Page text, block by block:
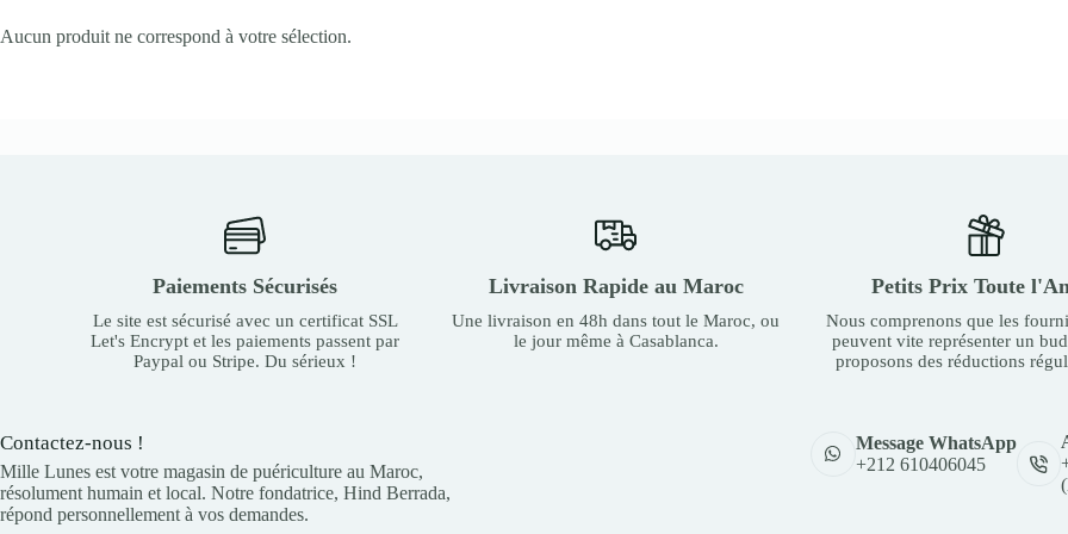
Aucun produit ne correspond à votre sélection.
Paiements Sécurisés
Le site est sécurisé avec un certificat SSL
Let's Encrypt et les paiements passent par
Paypal ou Stripe. Du sérieux !
Livraison Rapide au Maroc
Une livraison en 48h dans tout le Maroc, ou
le jour même à Casablanca.
Petits Prix Toute
Nous comprenons que les
peuvent vite représenter un
proposons des réductions
Contactez-nous !
Mille Lunes est votre magasin de puériculture au Maroc,
résolument humain et local. Notre fondatrice, Hind Berrada,
répond personnellement à vos demandes.
Message WhatsApp
+212 610406045